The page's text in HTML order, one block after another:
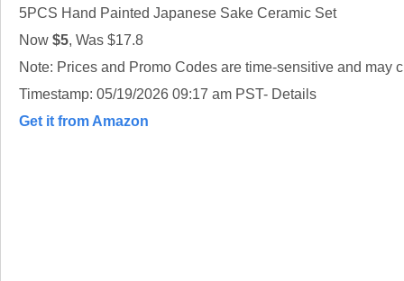
5PCS Hand Painted Japanese Sake Ceramic Set
Now $5, Was $17.8
Note: Prices and Promo Codes are time-sensitive and may
Timestamp: 05/19/2026 09:17 am PST- Details
Get it from Amazon